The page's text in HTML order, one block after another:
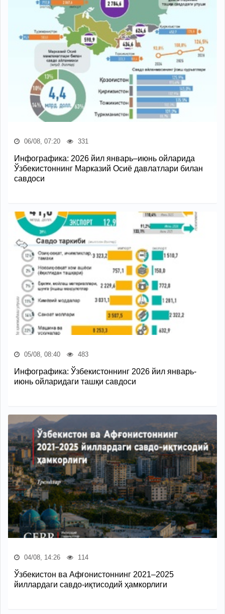
06/08, 07:20 331
Инфографика: 2026 йил январь–июнь ойларида
Ўзбекистоннинг Марказий Осиё давлатлари билан
савдоси
05/08, 08:40 483
Инфографика: Ўзбекистоннинг 2026 йил январь-
июнь ойларидаги ташқи савдоси
04/08, 14:26 114
Ўзбекистон ва Афғонистоннинг 2021–2025
йиллардаги савдо-иқтисодий ҳамкорлиги